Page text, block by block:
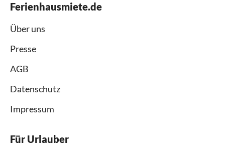
Ferienhausmiete.de
Über uns
Presse
AGB
Datenschutz
Impressum
Für Urlauber